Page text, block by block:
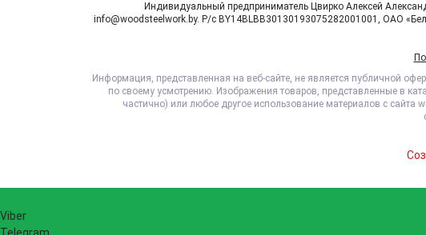
Индивидуальный предприниматель Цвирко Алексей
info@woodsteelwork.by. Р/с BY14BLBB30130193075282001001, ОАО
Информация, представленная на веб-сайте, не является публичной
по своему усмотрению. Изображения товаров, представленные в
частично) или любое другое использование материалов с сайта
Viber